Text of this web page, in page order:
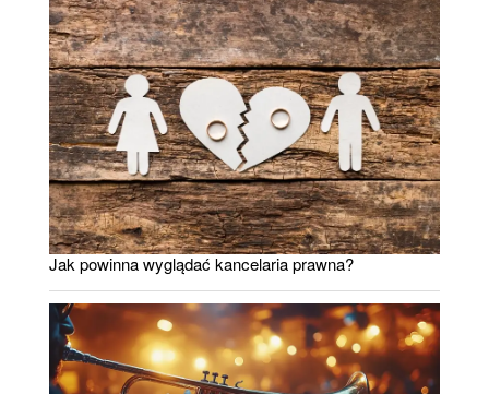
Jak powinna wyglądać kancelaria prawna?